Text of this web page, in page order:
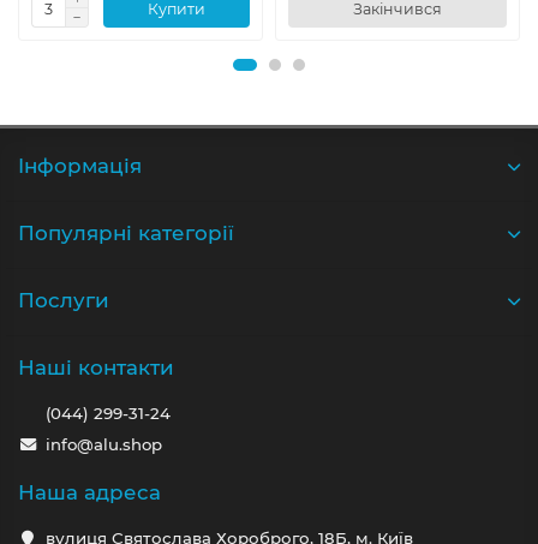
Купити Закінчився
Iнформація
Популярні категорії
Послуги
Наші контакти
(044) 299-31-24
info@alu.shop
Наша адреса
вулиця Святослава Хороброго, 18Б, м. Київ